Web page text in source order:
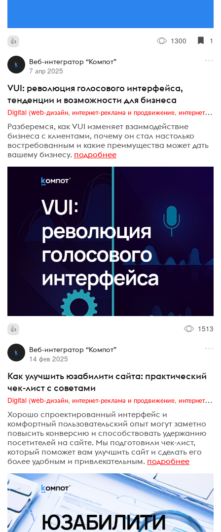
1300 1
Веб-интегратор “Компот”
7 апр 2025
VUI: революция голосового интерфейса,
тенденции и возможности для бизнеса
Digital (web-дизайн, интернет-реклама и продвижение, интернет-сообщества и блоги, интернет-коммуникации, мобильный маркетинг, реклама на цифровых экранах)
Разберемся, как VUI изменяет взаимодействие
бизнеса с клиентами, почему он стал настолько
востребованным и какие преимущества может дать
вашему бизнесу. подробнее
1513
Веб-интегратор “Компот”
14 фев 2025
Как улучшить юзабилити сайта: практический
чек-лист с советами
Digital (web-дизайн, интернет-реклама и продвижение, интернет-сообщества и блоги, интернет-коммуникации, мобильный маркетинг, реклама на цифровых экранах)
Хорошо спроектированный интерфейс и
комфортный пользовательский опыт могут заметно
повысить конверсию и способствовать удержанию
посетителей на сайте. Мы подготовили чек-лист,
который поможет вам улучшить сайт и сделать его
более удобным и привлекательным. подробнее